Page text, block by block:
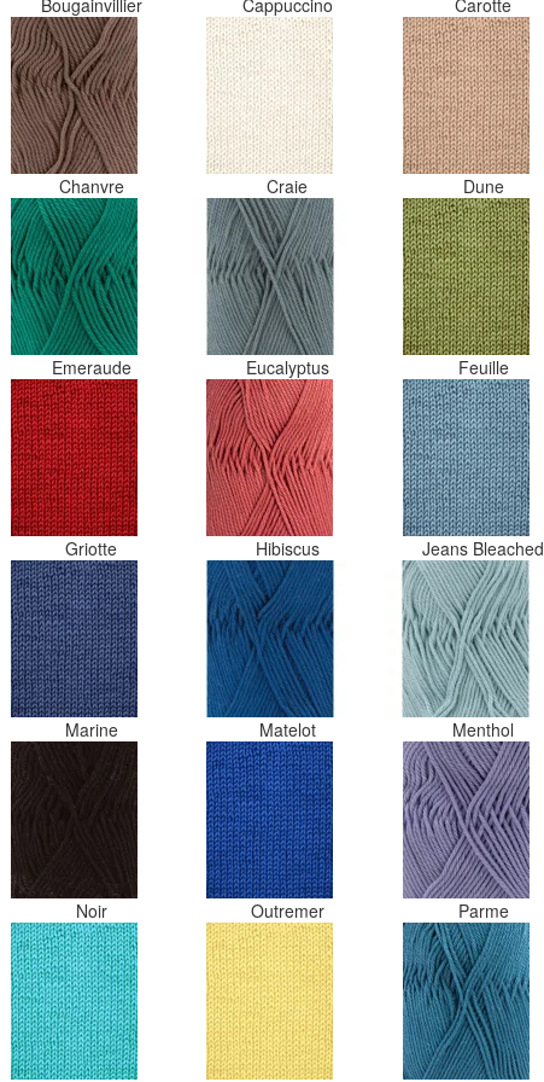
Bougainvillier Cappuccino Carotte
Chanvre Craie Dune
Emeraude Eucalyptus Feuille
Griotte Hibiscus Jeans Bleached
Marine Matelot Menthol
Noir Outremer Parme